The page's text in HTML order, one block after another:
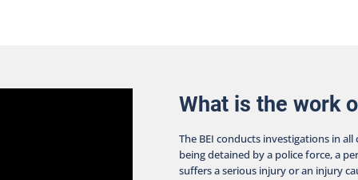
pourrait être gravement compromise, de mettre fin à
une enquête si elle est convaincue que l’intervention
What is the work
The BEI conducts investigations in
being detained by a police force, a
suffers a serious injury or an injury